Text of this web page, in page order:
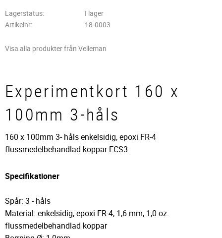
Lagerstatus
I lager
Artikelnr
18-0003
Visa alla produkter från Velleman
Experimentkort 160 x
100mm 3-håls
160 x 100mm 3- håls enkelsidig, epoxi FR-4
flussmedelbehandlad koppar ECS3
Specifikationer
Spår: 3 - håls
Material: enkelsidig, epoxi FR-4, 1,6 mm, 1,0 oz.
flussmedelbehandlad koppar